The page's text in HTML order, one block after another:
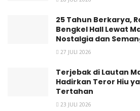
dapat dibeli melalui
sebagai berikut:
• Premium GA (Indoor Tribune
• Outdoor GA (Outdoor Only)
*) harga tiket belum termasuk pajak
Rp. 1.250.000.- Rp. 1.100.000.- Rp.
25 Tahun Berkarya,
Bengkel Hall Lewat
Nostalgia dan
27 JULI 2026
Terjebak di Lautan
Hadirkan Teror Hiu
Tertahan
23 JULI 2026